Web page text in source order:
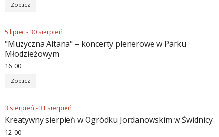
Zobacz
5 lipiec-30 sierpień
"Muzyczna Altana" – koncerty plenerowe w Parku
Młodzieżowym
16 00
Zobacz
3 sierpień -31 sierpień
Kreatywny sierpień w Ogródku Jordanowskim w Świdnicy
12 00